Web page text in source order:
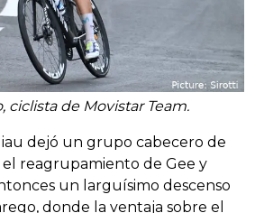
ciclista de Movistar Team.
dejó un grupo cabecero de
el reagrupamiento de Gee y
un larguísimo descenso
donde la ventaja sobre el